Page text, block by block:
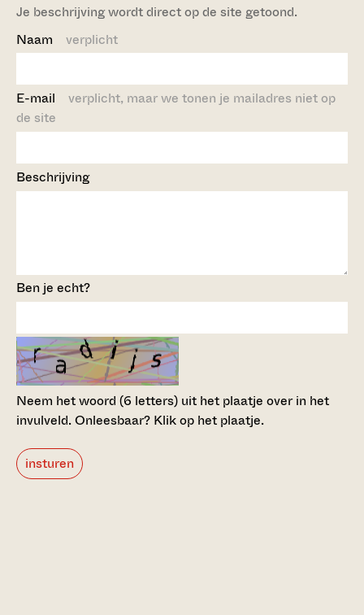
Je beschrijving wordt direct op de site getoond.
Naam verplicht
E-mail verplicht, maar we tonen je mailadres niet op
de site
Beschrijving
Ben je echt?
Neem het woord (6 letters) uit het plaatje over in het
invulveld.Onleesbaar? Klik op het plaatje.
insturen